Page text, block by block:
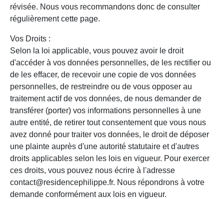
révisée. Nous vous recommandons donc de consulter
régulièrement cette page.
Vos Droits :
Selon la loi applicable, vous pouvez avoir le droit
d'accéder à vos données personnelles, de les rectifier ou
de les effacer, de recevoir une copie de vos données
personnelles, de restreindre ou de vous opposer au
traitement actif de vos données, de nous demander de
transférer (porter) vos informations personnelles à une
autre entité, de retirer tout consentement que vous nous
avez donné pour traiter vos données, le droit de déposer
une plainte auprès d'une autorité statutaire et d'autres
droits applicables selon les lois en vigueur. Pour exercer
ces droits, vous pouvez nous écrire à l'adresse
contact@residencephilippe.fr. Nous répondrons à votre
demande conformément aux lois en vigueur.